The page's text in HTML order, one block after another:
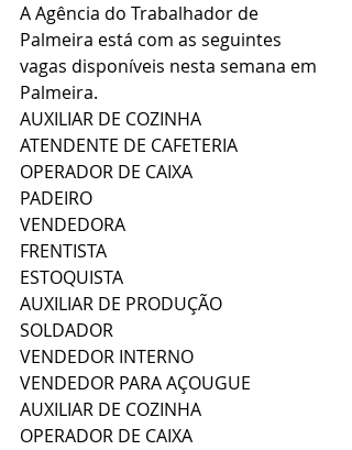
A Agência do Trabalhador de
Palmeira está com as seguintes
vagas disponíveis nesta semana em
Palmeira.
AUXILIAR DE COZINHA
ATENDENTE DE CAFETERIA
OPERADOR DE CAIXA
PADEIRO
VENDEDORA
FRENTISTA
ESTOQUISTA
AUXILIAR DE PRODUÇÃO
SOLDADOR
VENDEDOR INTERNO
VENDEDOR PARA AÇOUGUE
AUXILIAR DE COZINHA
OPERADOR DE CAIXA